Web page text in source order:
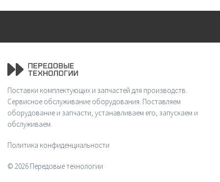
Поставки комплектующих и запчастей для производств.
Сервисное обслуживание оборудования. Поставляем
оборудование и запчасти, устанавливаем его, запускаем и
обслуживаем.
Политика конфиденциальности
© 2026 Передовые технологии